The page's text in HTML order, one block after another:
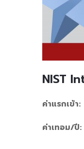
NIST
ค่าแรกเข้า:
ค่าเทอม/ปี: